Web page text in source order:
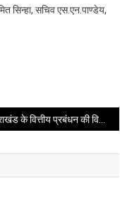
सिन्हा, सचिव एस.एन.पाण्डेय,